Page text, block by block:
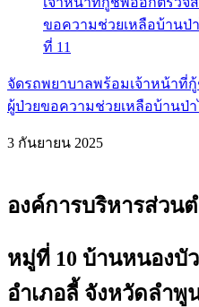
จัดรถพยาบาลพร้อมเจ้าหน้าที่
ผู้ป่วยขอความช่วยเหลือบ้านป่
3 กันยายน 2025
องค์การบริหารส่วน
หมู่ที่ 10 บ้านหนองบั
อำเภอลี้ จังหวัดลำพู